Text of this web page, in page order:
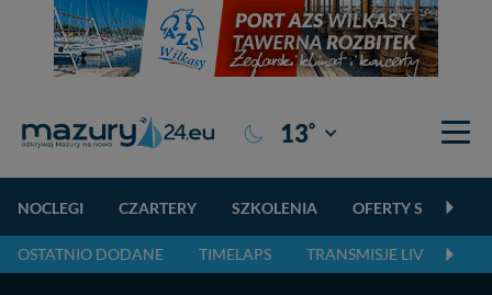
13° Giżycko
NOCLEGI CZARTERY SZKOLENIA OFERTY
OSTATNIO DODANE TIMELAPS TRANSMISJE LIVE